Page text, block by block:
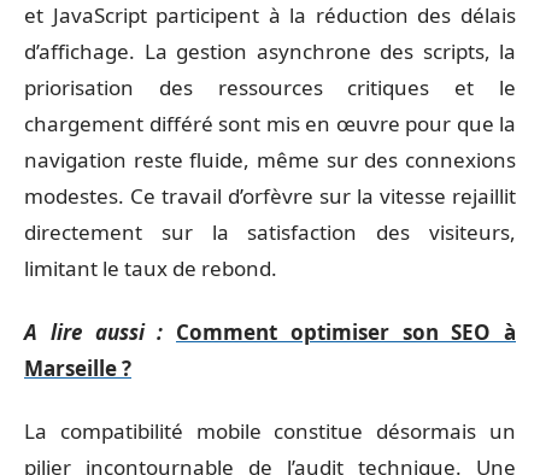
et JavaScript participent à la réduction des délais
d’affichage. La gestion asynchrone des scripts, la
priorisation des ressources critiques et le
chargement différé sont mis en œuvre pour que la
navigation reste fluide, même sur des connexions
modestes. Ce travail d’orfèvre sur la vitesse rejaillit
directement sur la satisfaction des visiteurs,
limitant le taux de rebond.
A lire aussi : Comment optimiser son SEO à
Marseille ?
La compatibilité mobile constitue désormais un
pilier incontournable de l’audit technique. Une